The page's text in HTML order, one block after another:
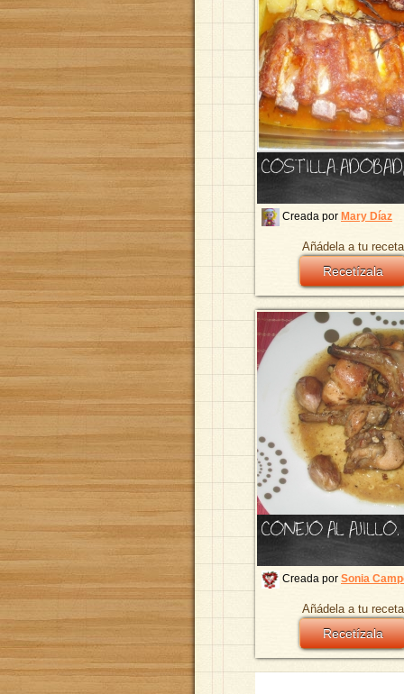
COSTILLA
Creada por Mary Díaz
Añádela a tu
Recetízala
CONEJO AL AJILLO.
Creada por Sonia
Añádela a tu
Recetízala